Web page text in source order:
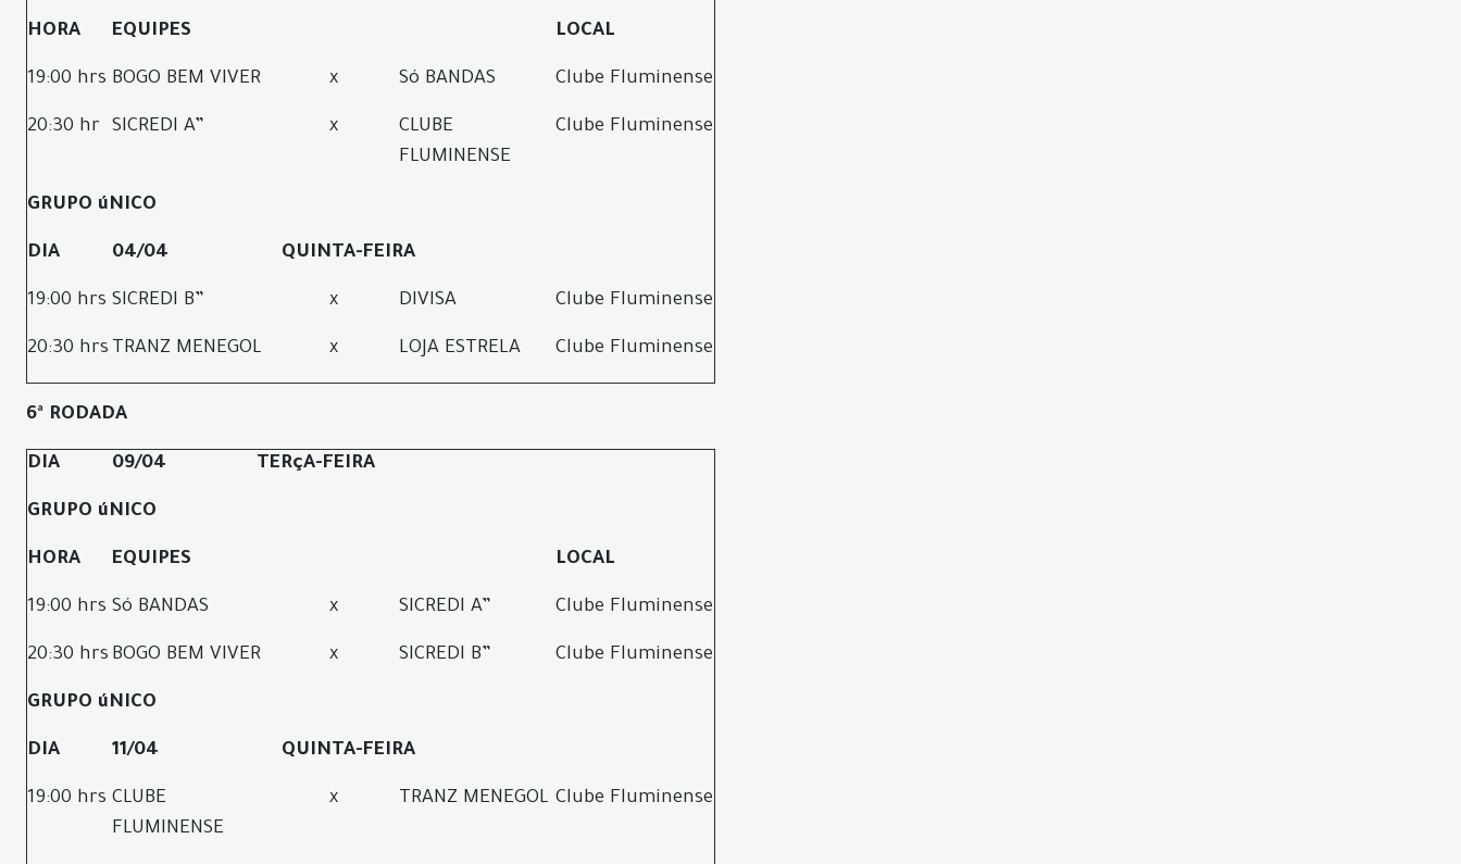
HORA EQUIPES LOCAL
19:00 hrs BOGO BEM VIVER x Só BANDAS Clube Fluminense
20:30 hr SICREDI A” x
CLUBE
FLUMINENSE
Clube Fluminense
GRUPO úNICO
DIA 04/04 QUINTA-FEIRA
19:00 hrs SICREDI B” x DIVISA Clube Fluminense
20:30 hrs TRANZ MENEGOL x LOJA ESTRELA Clube Fluminense
6ª RODADA
DIA 09/04 TERçA-FEIRA
GRUPO úNICO
HORA EQUIPES LOCAL
19:00 hrs Só BANDAS x SICREDI A” Clube Fluminense
20:30 hrs BOGO BEM VIVER x SICREDI B” Clube Fluminense
GRUPO úNICO
DIA 11/04 QUINTA-FEIRA
19:00 hrs CLUBE
FLUMINENSE
x TRANZ MENEGOL Clube Fluminense